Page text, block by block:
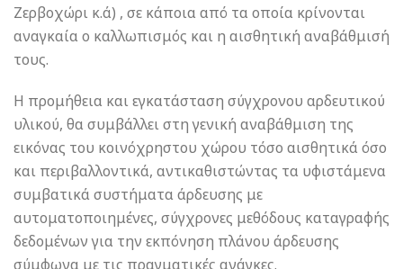
Ζερβοχώρι κ.ά) , σε κάποια από τα οποία κρίνονται
αναγκαία ο καλλωπισμός και η αισθητική αναβάθμισή
τους.
Η προμήθεια και εγκατάσταση σύγχρονου αρδευτικού
υλικού, θα συμβάλλει στη γενική αναβάθμιση της
εικόνας του κοινόχρηστου χώρου τόσο αισθητικά όσο
και περιβαλλοντικά, αντικαθιστώντας τα υφιστάμενα
συμβατικά συστήματα άρδευσης με
αυτοματοποιημένες, σύγχρονες μεθόδους καταγραφής
δεδομένων για την εκπόνηση πλάνου άρδευσης
σύμφωνα με τις πραγματικές ανάγκες.